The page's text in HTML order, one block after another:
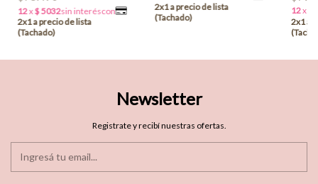
Newsletter
Registrate y recibí nuestras ofertas.